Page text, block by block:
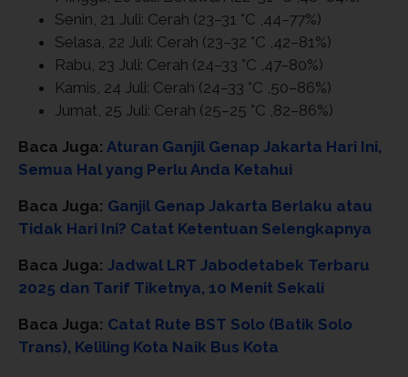
Senin, 21 Juli: Cerah (23–31 °C ,44–77%)
Selasa, 22 Juli: Cerah (23–32 °C ,42–81%)
Rabu, 23 Juli: Cerah (24–33 °C ,47–80%)
Kamis, 24 Juli: Cerah (24–33 °C ,50–86%)
Jumat, 25 Juli: Cerah (25–25 °C ,82–86%)
Baca Juga: Aturan Ganjil Genap Jakarta Hari Ini,
Semua Hal yang Perlu Anda Ketahui
Baca Juga: Ganjil Genap Jakarta Berlaku atau
Tidak Hari Ini? Catat Ketentuan Selengkapnya
Baca Juga: Jadwal LRT Jabodetabek Terbaru
2025 dan Tarif Tiketnya, 10 Menit Sekali
Baca Juga: Catat Rute BST Solo (Batik Solo
Trans), Keliling Kota Naik Bus Kota